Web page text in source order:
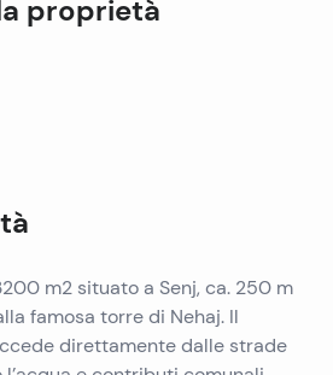
proprietà
m2 situato a Senj, ca. 250 m
famosa torre di Nehaj. Il
direttamente dalle strade